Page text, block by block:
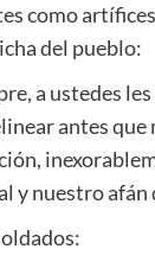
como
del pueblo:
a ustedes
antes que
y nuestro afán